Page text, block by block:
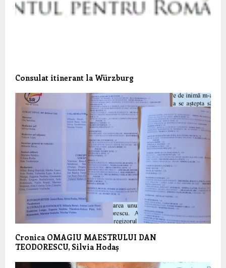
Consulat itinerant la Würzburg
Cronica OMAGIU MAESTRULUI DAN
TEODORESCU, Silvia Hodaș